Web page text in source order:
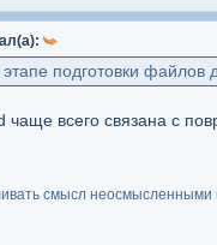
подготовки
всего связана с
смысл